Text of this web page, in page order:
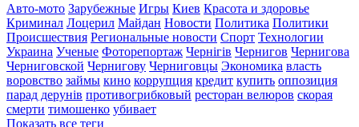
Авто-мото Зарубежные Игры Киев Красота и здоровье
Криминал Лоцерил Майдан Новости Политика Политики
Происшествия Региональные новости Спорт Технологии
Украина Ученые Фоторепортаж Чернігів Чернигов Чернигова
Черниговской Чернигову Черниговцы Экономика власть
воровство займы кино коррупция кредит купить оппозиция
парад дерунів противогрибковый ресторан велюров скорая
смерти тимошенко убивает
Показать все теги